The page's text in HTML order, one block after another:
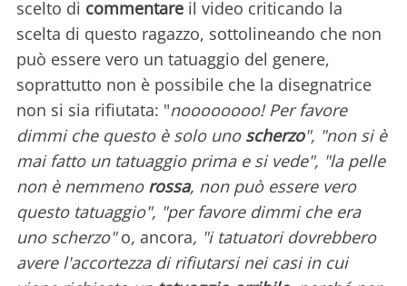
scelto di commentare il video criticando la
scelta di questo ragazzo, sottolineando che non
può essere vero un tatuaggio del genere,
soprattutto non è possibile che la disegnatrice
non si sia rifiutata: "noooooooo! Per favore
dimmi che questo è solo uno scherzo", "non si è
mai fatto un tatuaggio prima e si vede", "la pelle
non è nemmeno rossa, non può essere vero
questo tatuaggio", "per favore dimmi che era
uno scherzo"o, ancora, "i tatuatori dovrebbero
avere l'accortezza di rifiutarsi nei casi in cui